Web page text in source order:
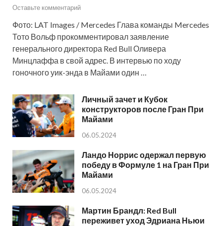
Оставьте комментарий
Фото: LAT Images / Mercedes Глава команды Mercedes
Тото Вольф прокомментировал заявление
генерального директора Red Bull Оливера
Минцлаффа в свой адрес. В интервью по ходу
гоночного уик-энда в Майами один …
Личный зачет и Кубок
конструкторов после Гран При
Майами
06.05.2024
Ландо Норрис одержал первую
победу в Формуле 1 на Гран При
Майами
06.05.2024
Мартин Брандл: Red Bull
переживет уход Эдриана Ньюи